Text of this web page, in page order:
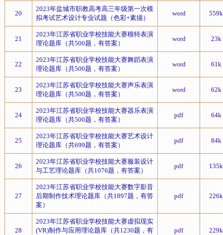
20
2023年盐城市职教高考高三年级第一次模
拟考试艺术设计专业试题（色彩+素描）
word 559k
21
2023年江苏省职业学校技能大赛模特表演
理论题库（共500题，有答案）
word 23k
22
2023年江苏省职业学校技能大赛舞蹈表演
理论题库（共500题，有答案）
word 61k
23
2023年江苏省职业学校技能大赛声乐表演
理论题库（共500题，有答案）
word 62k
24
2023年江苏省职业学校技能大赛器乐表演
理论题库（共500题，有答案）
pdf 64k
25
2023年江苏省职业学校技能大赛艺术设计
理论题库（共699题，有答案）
pdf 84k
26
2023年江苏省职业学校技能大赛服装设计
与工艺理论题库（共1076题，有答案）
pdf 135k
27
2023年江苏省职业学校技能大赛数字影音
后期制作技术理论题库（共1897题，有答
案）
pdf 226k
28
2023年江苏省职业学校技能大赛虚拟现实
(VR)制作与应用理论题库（共1230题，有
pdf 229k